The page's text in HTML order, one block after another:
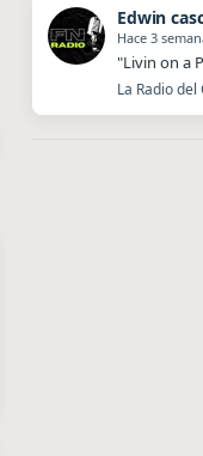
Edwin
Hace 3
"Livin on a
La Radio del